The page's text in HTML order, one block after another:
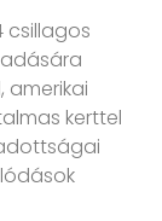
csillagos
amerikai
kerttel